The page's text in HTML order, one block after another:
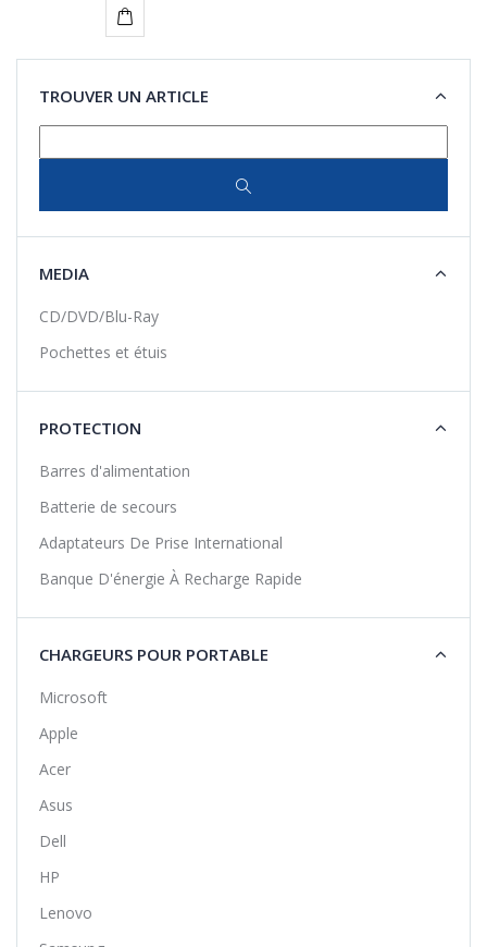
au
panier
TROUVER UN ARTICLE
MEDIA
CD/DVD/Blu-Ray
Pochettes et étuis
PROTECTION
Barres d'alimentation
Batterie de secours
Adaptateurs De Prise International
Banque D'énergie À Recharge Rapide
CHARGEURS POUR PORTABLE
Microsoft
Apple
Acer
Asus
Dell
HP
Lenovo